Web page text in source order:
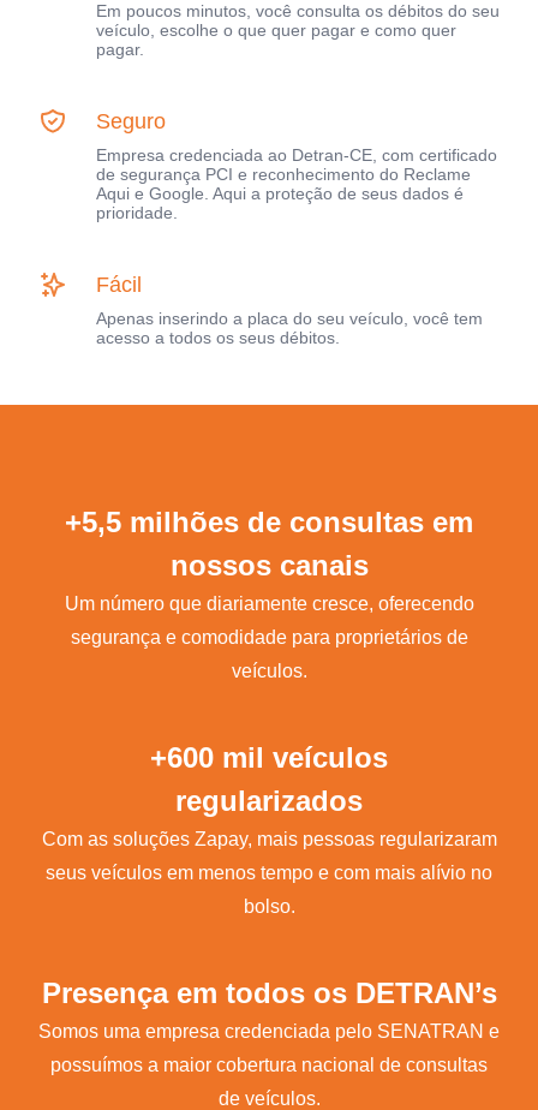
Em poucos minutos, você consulta os débitos do seu
veículo, escolhe o que quer pagar e como quer
pagar.
Seguro
Empresa credenciada ao Detran-CE, com certificado
de segurança PCI e reconhecimento do Reclame
Aqui e Google. Aqui a proteção de seus dados é
prioridade.
Fácil
Apenas inserindo a placa do seu veículo, você tem
acesso a todos os seus débitos.
+5,5 milhões de consultas em
nossos canais
Um número que diariamente cresce, oferecendo
segurança e comodidade para proprietários de
veículos.
+600 mil veículos
regularizados
Com as soluções Zapay, mais pessoas regularizaram
seus veículos em menos tempo e com mais alívio no
bolso.
Presença em todos os DETRAN’s
Somos uma empresa credenciada pelo SENATRAN e
possuímos a maior cobertura nacional de consultas
de veículos.